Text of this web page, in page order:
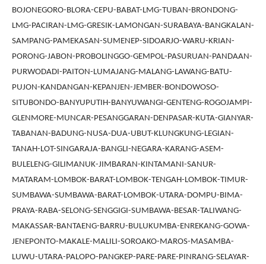
BOJONEGORO-BLORA-CEPU-BABAT-LMG-TUBAN-BRONDONG-
LMG-PACIRAN-LMG-GRESIK-LAMONGAN-SURABAYA-BANGKALAN-
SAMPANG-PAMEKASAN-SUMENEP-SIDOARJO-WARU-KRIAN-
PORONG-JABON-PROBOLINGGO-GEMPOL-PASURUAN-PANDAAN-
PURWODADI-PAITON-LUMAJANG-MALANG-LAWANG-BATU-
PUJON-KANDANGAN-KEPANJEN-JEMBER-BONDOWOSO-
SITUBONDO-BANYUPUTIH-BANYUWANGI-GENTENG-ROGOJAMPI-
GLENMORE-MUNCAR-PESANGGARAN-DENPASAR-KUTA-GIANYAR-
TABANAN-BADUNG-NUSA-DUA-UBUT-KLUNGKUNG-LEGIAN-
TANAH-LOT-SINGARAJA-BANGLI-NEGARA-KARANG-ASEM-
BULELENG-GILIMANUK-JIMBARAN-KINTAMANI-SANUR-
MATARAM-LOMBOK-BARAT-LOMBOK-TENGAH-LOMBOK-TIMUR-
SUMBAWA-SUMBAWA-BARAT-LOMBOK-UTARA-DOMPU-BIMA-
PRAYA-RABA-SELONG-SENGGIGI-SUMBAWA-BESAR-TALIWANG-
MAKASSAR-BANTAENG-BARRU-BULUKUMBA-ENREKANG-GOWA-
JENEPONTO-MAKALE-MALILI-SOROAKO-MAROS-MASAMBA-
LUWU-UTARA-PALOPO-PANGKEP-PARE-PARE-PINRANG-SELAYAR-